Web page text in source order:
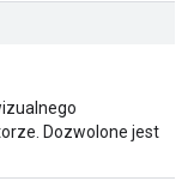
Dozwolone jest